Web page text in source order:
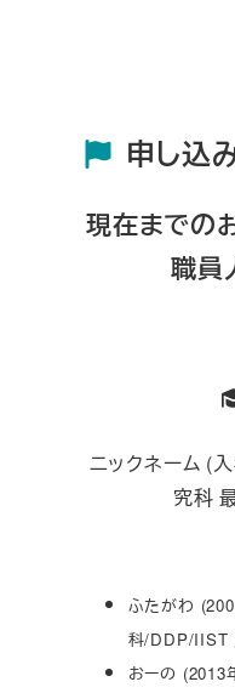
申し込
現在までの
職員
ニックネーム (
究科
ふたがわ
科/DDP/IIST
おーの (2013